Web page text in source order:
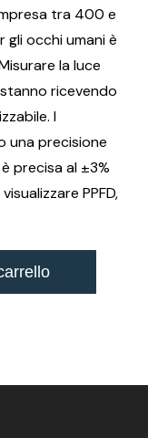
tra 400 e
gli occhi umani è
la luce
ricevendo
I
una precisione
precisa al ±3%
PPFD,